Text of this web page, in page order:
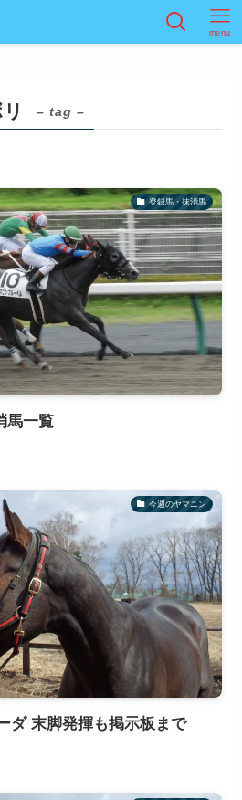
menu
– tag –
登録馬・抹消馬
馬一覧
今週のヤマニン
ダ 末脚発揮も掲示板まで